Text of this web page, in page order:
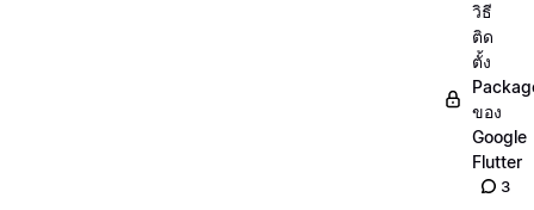
วิธี
ติด
ตั้ง
ของ
Google
Flutter
3